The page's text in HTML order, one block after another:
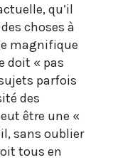
qu’il
choses à
magnifique
doit « pas
parfois
des
être une «
sans oublier
tous en